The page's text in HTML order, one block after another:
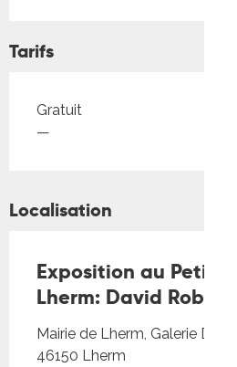
Tarifs
Tarifs 2026
Gratuit
—
Localisation
Exposition au Petit
Lherm: David Robert
Mairie de Lherm, Galerie
46150 Lherm